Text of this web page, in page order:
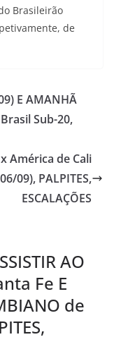
Brasileirão
de
E AMANHÃ
Brasil Sub-20,
América de Cali
09), PALPITES,
ESCALAÇÕES
AO
Fe E
de